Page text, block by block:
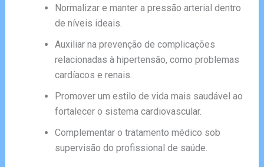
Normalizar e manter a pressão arterial dentro
de níveis ideais.
Auxiliar na prevenção de complicações
relacionadas à hipertensão, como problemas
cardíacos e renais.
Promover um estilo de vida mais saudável ao
fortalecer o sistema cardiovascular.
Complementar o tratamento médico sob
supervisão do profissional de saúde.